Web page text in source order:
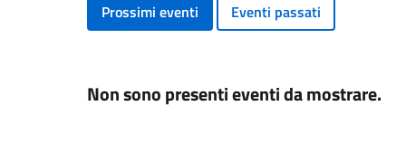
Prossimi eventi Eventi passati
Non sono presenti eventi da mostrare.